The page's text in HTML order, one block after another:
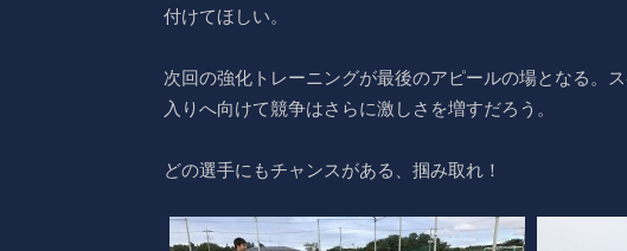
付けてほしい。
次回の強化トレーニングが最後のアピールの場となる。
入りへ向けて競争はさらに激しさを増すだろう。
どの選手にもチャンスがある、掴み取れ！